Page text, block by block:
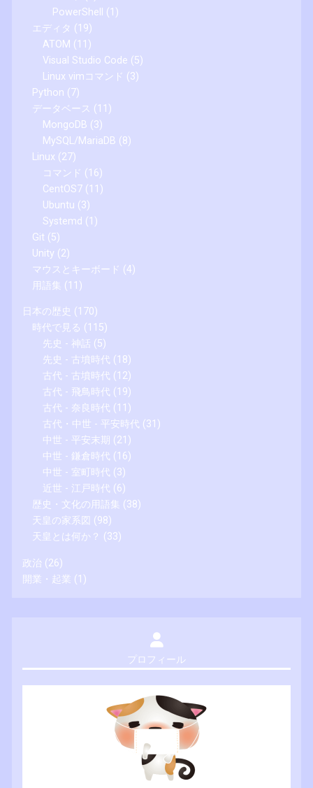
PowerShell
(1)
エディタ (19)
ATOM (11)
Visual Studio Code (5)
Linux vimコマンド (3)
Python (7)
データベース (11)
MongoDB (3)
MySQL/MariaDB (8)
Linux (27)
コマンド (16)
CentOS7(11)
Ubuntu (3)
Systemd (1)
Git (5)
Unity (2)
マウスとキーボード (4)
用語集 (11)
日本の歴史 (170)
時代で見る (115)
先史 - 神話 (5)
先史 - 古墳時代 (18)
古代 - 古墳時代 (12)
古代 - 飛鳥時代 (19)
古代 - 奈良時代 (11)
古代・中世 - 平安時代 (31)
中世 - 平安末期 (21)
中世 - 鎌倉時代 (16)
中世 - 室町時代 (3)
近世 - 江戸時代 (6)
歴史・文化の用語集 (38)
天皇の家系図 (98)
天皇とは何か？ (33)
政治 (26)
開業・起業 (1)
プロフィール